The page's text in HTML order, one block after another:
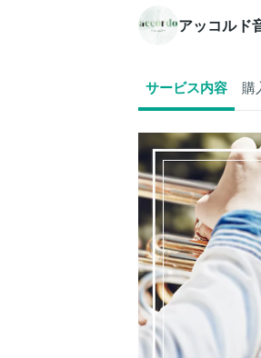
アッコルド
サービス内容 購